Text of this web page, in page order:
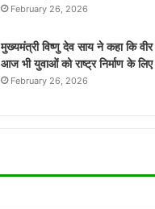
February 26, 2026
मुख्यमंत्री विष्णु देव साय ने कहा कि
आज भी युवाओं को राष्ट्र निर्माण के
February 26, 2026